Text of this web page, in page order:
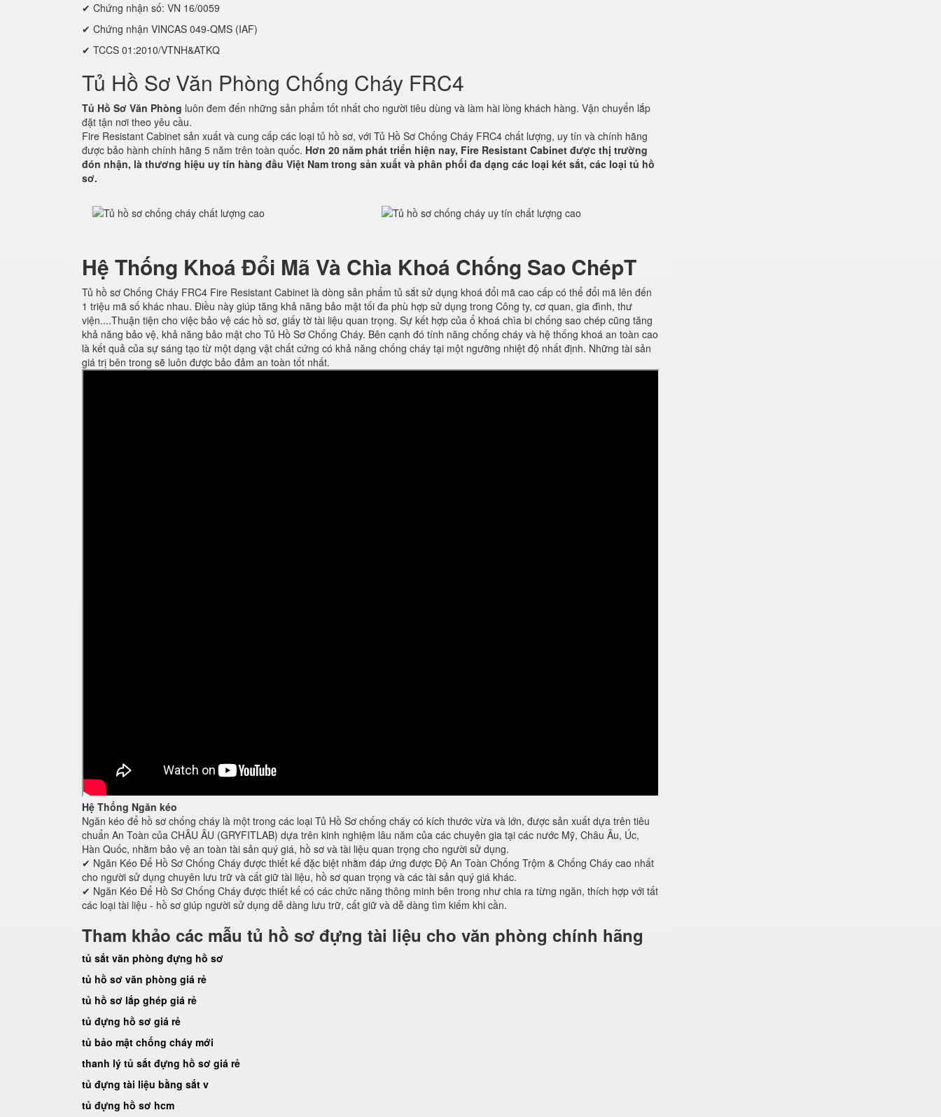
✔ Chứng nhận số: VN 16/0059
✔ Chứng nhận VINCAS 049-QMS (IAF)
✔ TCCS 01:2010/VTNH&ATKQ
Tủ Hồ Sơ Văn Phòng Chống Cháy FRC4
Tủ Hồ Sơ Văn Phòng luôn đem đến những sản phẩm tốt nhất cho người tiêu dùng và làm hài lòng khách hàng. Vận chuyển lắp
đặt tận nơi theo yêu cầu.
Fire Resistant Cabinet sản xuất và cung cấp các loại tủ hồ sơ, với Tủ Hồ Sơ Chống Cháy FRC4 chất lượng, uy tín và chính hãng
được bảo hành chính hãng 5 năm trên toàn quốc. Hơn 20 năm phát triển hiện nay, Fire Resistant Cabinet được thị trường
đón nhận, là thương hiệu uy tín hàng đầu Việt Nam trong sản xuất và phân phối đa dạng các loại két sắt, các loại tủ hồ
sơ.
Hệ Thống Khoá Đổi Mã Và Chìa Khoá Chống Sao ChépT
Tủ hồ sơ Chống Cháy FRC4 Fire Resistant Cabinet là dòng sản phẩm tủ sắt sử dụng khoá đổi mã cao cấp có thể đổi mã lên đến
1 triệu mã số khác nhau. Điều này giúp tăng khả năng bảo mật tối đa phù hợp sử dụng trong Công ty, cơ quan, gia đình, thư
viện....Thuận tiện cho việc bảo vệ các hồ sơ, giấy tờ tài liệu quan trọng. Sự kết hợp của ổ khoá chìa bi chống sao chép cũng tăng
khả năng bảo vệ, khả năng bảo mật cho Tủ Hồ Sơ Chống Cháy. Bên cạnh đó tính năng chống cháy và hệ thống khoá an toàn cao
là kết quả của sự sáng tạo từ một dạng vật chất cứng có khả năng chống cháy tại một ngưỡng nhiệt độ nhất định. Những tài sản
giá trị bên trong sẽ luôn được bảo đảm an toàn tốt nhất.
Hệ Thống Ngăn kéo
Ngăn kéo để hồ sơ chống cháy là một trong các loại Tủ Hồ Sơ chống cháy có kích thước vừa và lớn, được sản xuất dựa trên tiêu
chuẩn An Toàn của CHÂU ÂU (GRYFITLAB) dựa trên kinh nghiệm lâu năm của các chuyên gia tại các nước Mỹ, Châu Âu, Úc,
Hàn Quốc, nhằm bảo vệ an toàn tài sản quý giá, hồ sơ và tài liệu quan trọng cho người sử dụng.
✔ Ngăn Kéo Để Hồ Sơ Chống Cháy được thiết kế đặc biệt nhằm đáp ứng được Độ An Toàn Chống Trộm & Chống Cháy cao nhất
cho người sử dụng chuyên lưu trữ và cất giữ tài liệu, hồ sơ quan trọng và các tài sản quý giá khác.
✔ Ngăn Kéo Để Hồ Sơ Chống Cháy được thiết kế có các chức năng thông minh bên trong như chia ra từng ngăn, thích hợp với tất
các loại tài liệu - hồ sơ giúp người sử dụng dễ dàng lưu trữ, cất giữ và dễ dàng tìm kiếm khi cần.
Tham khảo các mẫu tủ hồ sơ đựng tài liệu cho văn phòng chính hãng
tủ sắt văn phòng đựng hồ sơ
tủ hồ sơ văn phòng giá rẻ
tủ hồ sơ lắp ghép giá rẻ
tủ đựng hồ sơ giá rẻ
tủ bảo mật chống cháy mới
thanh lý tủ sắt đựng hồ sơ giá rẻ
tủ đựng tài liệu bằng sắt v
tủ đựng hồ sơ hcm